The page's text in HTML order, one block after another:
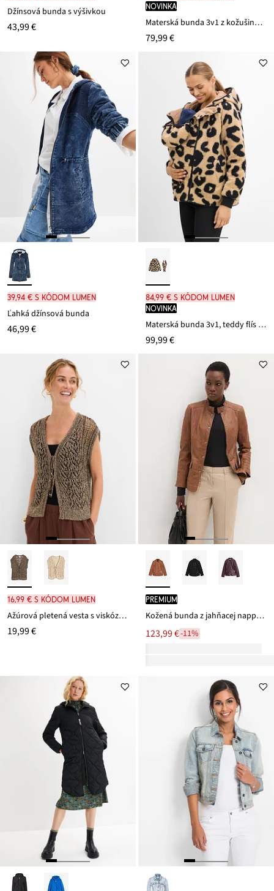
Džínsová bunda s výšivkou
43,99 €
novinka
Materská bunda 3v1 z kožušinového flísu
79,99 €
39,94 € s kódom LUMEN
Ľahká džínsová bunda
46,99 €
84,99 € s kódom LUMEN
novinka
Materská bunda 3v1, teddy flís (2-dielna sada
99,99 €
16,99 € s kódom LUMEN
Ažúrová pletená vesta s viskózou a lesklým vláknom
19,99 €
PREMIUM
Kožená bunda z jahňacej nappa kože
123,99 €-11%